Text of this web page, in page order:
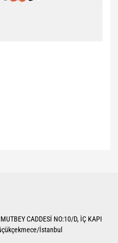
bulunuyor.
CADDESİ NO:10/D, İÇ KAPI
İstanbul